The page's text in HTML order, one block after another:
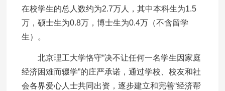
在校学生的总人数约为2.7万人，其中本科生为1.5
万，硕士生为0.8万，博士生为0.4万（不含留学
生）。
北京理工大学恪守“决不让任何一名学生因家庭
经济困难而辍学”的庄严承诺，通过学校、校友和社
会各界爱心人士共同出资，逐步建立和完善“经济帮